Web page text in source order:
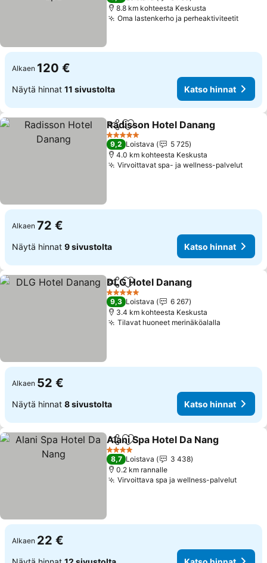
8.8 km kohteesta Keskusta
Oma lastenkerho ja perheaktiviteetit
Alkaen 120 €
Näytä hinnat 11 sivustolta Katso hinnat
Jaa Lisää suosikkeihin
Radisson Hotel Danang
5 Tähtiluokitus
9,2 Loistava
5 725
4.0 km kohteesta Keskusta
Virvoittavat spa- ja wellness-palvelut
Alkaen 72 €
Näytä hinnat 9 sivustolta Katso hinnat
Jaa Lisää suosikkeihin
DLG Hotel Danang
5 Tähtiluokitus
9,3 Loistava
6 267
3.4 km kohteesta Keskusta
Tilavat huoneet merinäköalalla
Alkaen 52 €
Näytä hinnat 8 sivustolta Katso hinnat
Jaa Lisää suosikkeihin
Alani Spa Hotel Da Nang
4 Tähtiluokitus
8,7 Loistava
3 438
0.2 km rannalle
Virvoittava spa ja wellness-palvelut
Alkaen 22 €